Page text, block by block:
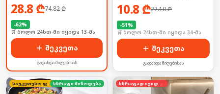
28.8 ₾74.82₾
-62%
🛒 ბოლო 24სთ-ში იყიდა 13-მა
შეკვეთა
გადახდა მიღებისას
10.8 ₾22.10₾
-51%
🛒 ბოლო 24სთ-ში იყიდა 34-მა
შეკვეთა
გადახდა მიღებისას
საუკეთესო ფასი სწრაფი მიწოდება სწრაფად იყიდება